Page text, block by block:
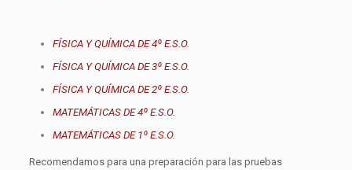
FÍSICA Y QUÍMICA DE 4º E.S.O.
FÍSICA Y QUÍMICA DE 3º E.S.O.
FÍSICA Y QUÍMICA DE 2º E.S.O.
MATEMÁTICAS DE 4º E.S.O.
MATEMÁTICAS DE 1º E.S.O.
Recomendamos para una preparación para las pruebas